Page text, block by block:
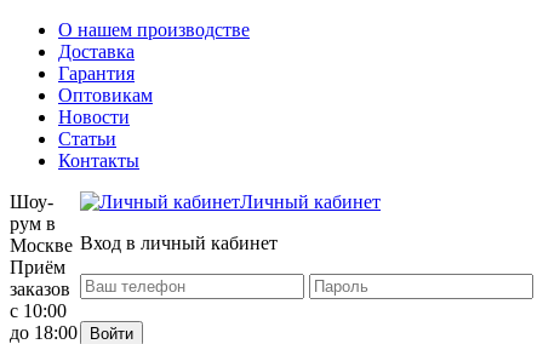
О нашем производстве
Доставка
Гарантия
Оптовикам
Новости
Статьи
Контакты
Личный кабинет
Вход в личный кабинет
Шоу-
рум в
Москве
Приём
заказов
с 10:00
до 18:00